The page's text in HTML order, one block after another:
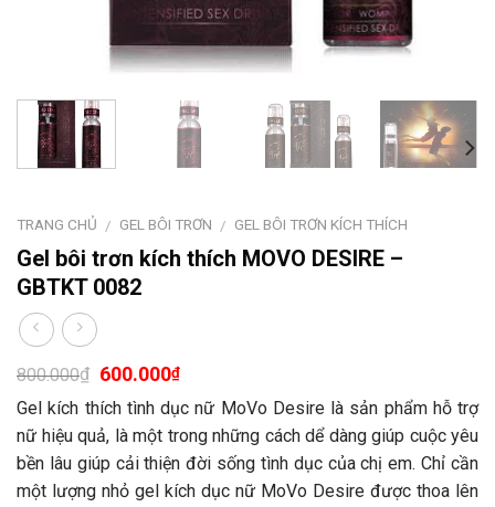
TRANG CHỦ / GEL BÔI TRƠN / GEL BÔI TRƠN KÍCH THÍCH
Gel bôi trơn kích thích MOVO DESIRE –
GBTKT 0082
800.000₫ 600.000₫
Gel kích thích tình dục nữ MoVo Desire là sản phẩm hỗ trợ
nữ hiệu quả, là một trong những cách dể dàng giúp cuộc yêu
bền lâu giúp cải thiện đời sống tình dục của chị em. Chỉ cần
một lượng nhỏ gel kích dục nữ MoVo Desire được thoa lên